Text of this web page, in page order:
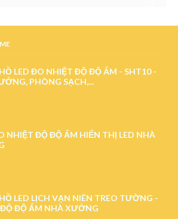
LED ĐO NHIỆT ĐỘ ĐỘ ẨM - SHT10 -
PHÒNG SẠCH,...
NHIỆT ĐỘ ĐỘ ẨM HIỂN THỊ LED NHÀ
LED LỊCH VẠN NIÊN TREO TƯỜNG -
ĐỘ ẨM NHÀ XƯỞNG